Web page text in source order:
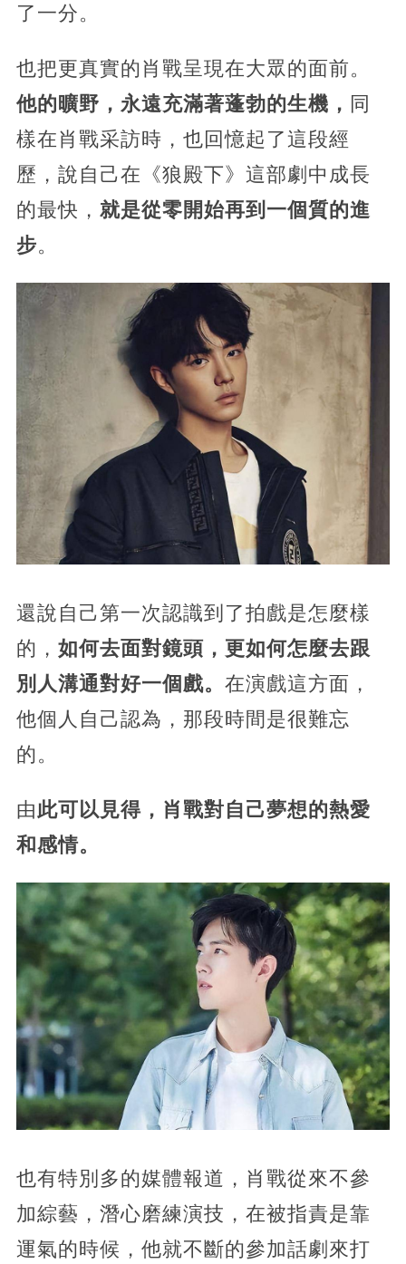
了一分。
也把更真實的肖戰呈現在大眾的面前。
他的曠野，永遠充滿著蓬勃的生機， 同
樣在肖戰采訪時，也回憶起了這段經
歷，說自己在《狼殿下》這部劇中成長
的最快， 就是從零開始再到一個質的進
步。
還說自己第一次認識到了拍戲是怎麼樣
的， 如何去面對鏡頭，更如何怎麼去跟
別人溝通對好一個戲。 在演戲這方面，
他個人自己認為，那段時間是很難忘
的。
由此可以見得，肖戰對自己夢想的熱愛
和感情。
也有特別多的媒體報道，肖戰從來不參
加綜藝，潛心磨練演技，在被指責是靠
運氣的時候，他就不斷的參加話劇來打